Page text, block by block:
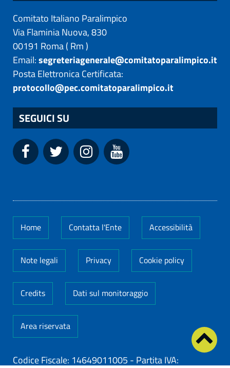
Comitato Italiano Paralimpico
Via Flaminia Nuova, 830
00191 Roma( Rm)
Email:segreteriagenerale@comitatoparalimpico.it
Posta Elettronica Certificata:
protocollo@pec.comitatoparalimpico.it
SEGUICI SU
Home Contatta l'Ente Accessibilità
Note legali Privacy Cookie policy
Credits Dati sul monitoraggio
Area riservata
Codice Fiscale: 14649011005 - Partita IVA: